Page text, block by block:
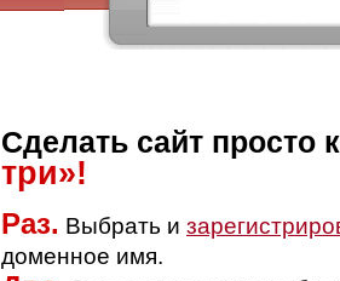
Сделать сайт просто
три»!
Раз. Выбрать и
доменное имя.